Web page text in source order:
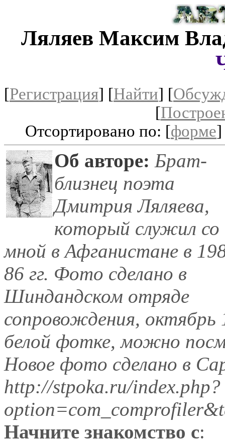
Ляляев Максим
[Регистрация] [Найти] [
[
Отсортировано по: [форме
Об авторе: Брат-
близнец поэта
Дмитрия Ляляева,
который служил со
мной в Афганистане в
86 гг. Фото сделано в
Шиндандском отряде
сопровождения, октябрь
белой фотке, можно
Новое фото сделано в
http://stpoka.ru/index.php?
Начните знакомство с: